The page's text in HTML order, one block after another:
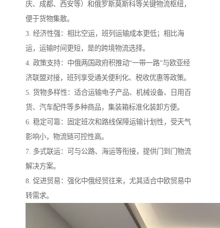
庆、成都、西安等）和俄罗斯莫斯科等关键物流枢纽，
便于货物集散。
3. 经济性强：相比空运，班列运输成本更低；相比海
运，运输时间更短，是的跨境物流选择。
4. 政策支持：中俄两国政府积推动“一带一路”与欧亚经
济联盟对接，班列享受通关便利化、税收优惠等政策。
5. 货物多样性：适合运输电子产品、机械设备、日用百
货、汽车配件等多种商品，集装箱标准化装卸方便。
6. 稳定可靠：固定班次和路线保障运输计划性，受天气
影响小，物流链可控性高。
7. 多式联运：可与公路、海运等衔接，提供门到门物流
解决方案。
8. 促进贸易：强化中俄经贸往来，尤其适合中欧贸易中
转需求。